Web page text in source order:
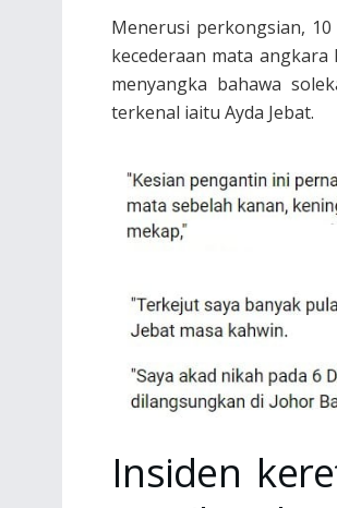
Menerusi perkongsian,
kecederaan mata
menyangka bahawa
terkenal iaitu Ayda Jebat.
Insiden